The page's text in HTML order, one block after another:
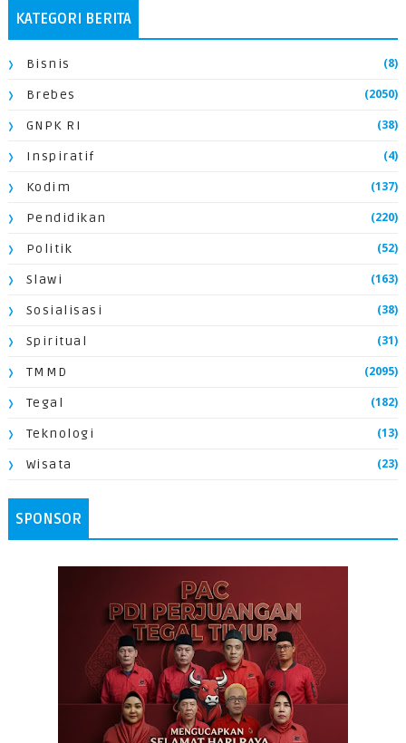
KATEGORI BERITA
Bisnis (8)
Brebes (2050)
GNPK RI (38)
Inspiratif (4)
Kodim (137)
Pendidikan (220)
Politik (52)
Slawi (163)
Sosialisasi (38)
Spiritual (31)
TMMD (2095)
Tegal (182)
Teknologi (13)
Wisata (23)
SPONSOR